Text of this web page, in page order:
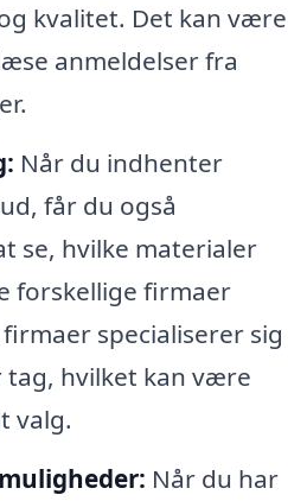
kvalitet. Det kan være
anmeldelser fra
Når du indhenter
får du også
se, hvilke materialer
forskellige firmaer
specialiserer sig
hvilket kan være
valg.
Når du har